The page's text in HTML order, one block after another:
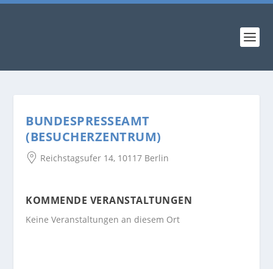
BUNDESPRESSEAMT
(BESUCHERZENTRUM)
Reichstagsufer 14, 10117 Berlin
KOMMENDE VERANSTALTUNGEN
Keine Veranstaltungen an diesem Ort